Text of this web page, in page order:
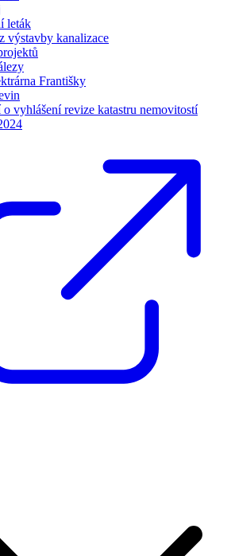
leták
výstavby kanalizace
Františky
o vyhlášení revize katastru nemovitostí